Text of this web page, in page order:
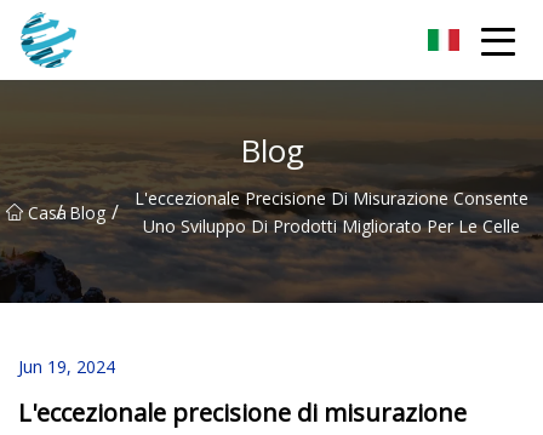
Blog
Casa
/ Blog /
L'eccezionale Precisione Di Misurazione Consente
Uno Sviluppo Di Prodotti Migliorato Per Le Celle
Jun 19, 2024
L'eccezionale precisione di misurazione